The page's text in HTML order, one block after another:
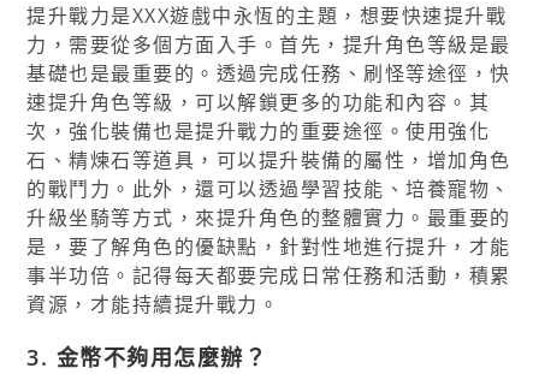
提升戰力是XXX遊戲中永恆的主題，想要快速提升戰
力，需要從多個方面入手。首先，提升角色等級是最
基礎也是最重要的。透過完成任務、刷怪等途徑，快
速提升角色等級，可以解鎖更多的功能和內容。其
次，強化裝備也是提升戰力的重要途徑。使用強化
石、精煉石等道具，可以提升裝備的屬性，增加角色
的戰鬥力。此外，還可以透過學習技能、培養寵物、
升級坐騎等方式，來提升角色的整體實力。最重要的
是，要了解角色的優缺點，針對性地進行提升，才能
事半功倍。記得每天都要完成日常任務和活動，積累
資源，才能持續提升戰力。
3. 金幣不夠用怎麼辦？